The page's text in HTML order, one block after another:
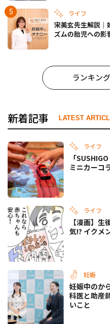
ライフ
宋美玄先生解説｜
ズムの胎児への影
ランキン
新着記事 LATEST
ライフ
「
ミニカーコ
ライフ
【漫画】
気!? イクメ
妊娠
妊娠中のか
科医と助産
いこと